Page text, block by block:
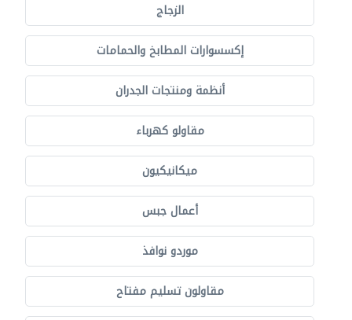
الزجاج
إكسسوارات المطابخ والحمامات
أنظمة ومنتجات الجدران
مقاولو كهرباء
ميكانيكيون
أعمال جبس
موردو نوافذ
مقاولون تسليم مفتاح